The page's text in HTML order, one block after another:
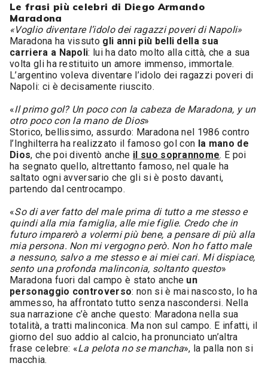
Le frasi più celebri di Diego Armando
Maradona
«Voglio diventare l’idolo dei ragazzi poveri di Napoli»
Maradona ha vissuto gli anni più belli della sua
carriera a Napoli: lui ha dato molto alla città, che a sua
volta gli ha restituito un amore immenso, immortale.
L’argentino voleva diventare l’idolo dei ragazzi poveri di
Napoli: ci è decisamente riuscito.
«Il primo gol? Un poco con la cabeza de Maradona, y un
otro poco con la mano de Dios»
Storico, bellissimo, assurdo: Maradona nel 1986 contro
l’Inghilterra ha realizzato il famoso gol con la mano de
Dios, che poi diventò anche il suo soprannome. E poi
ha segnato quello, altrettanto famoso, nel quale ha
saltato ogni avversario che gli si è posto davanti,
partendo dal centrocampo.
«So di aver fatto del male prima di tutto a me stesso e
quindi alla mia famiglia, alle mie figlie. Credo che in
futuro imparerò a volermi più bene, a pensare di più alla
mia persona. Non mi vergogno però. Non ho fatto male
a nessuno, salvo a me stesso e ai miei cari. Mi dispiace,
sento una profonda malinconia, soltanto questo»
Maradona fuori dal campo è stato anche un
personaggio controverso: non si è mai nascosto, lo ha
ammesso, ha affrontato tutto senza nascondersi. Nella
sua narrazione c’è anche questo: Maradona nella sua
totalità, a tratti malinconica. Ma non sul campo. E infatti, il
giorno del suo addio al calcio, ha pronunciato un’altra
frase celebre: «La pelota no se mancha», la palla non si
macchia.